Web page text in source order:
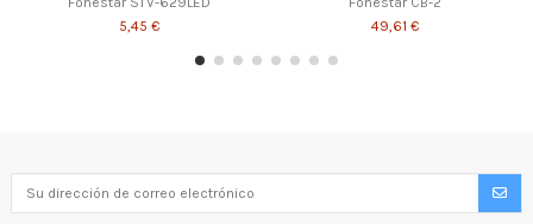
5,45 €
49,61 €